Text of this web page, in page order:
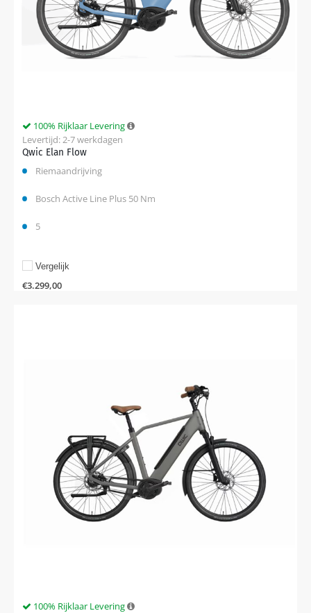
Qwic Elan Flow
100% Rijklaar Levering
Levertijd: 2-7 werkdagen
Riemaandrijving
Bosch Active Line Plus 50 Nm
5
€3.299,00
Vergelijk
100% Rijklaar Levering